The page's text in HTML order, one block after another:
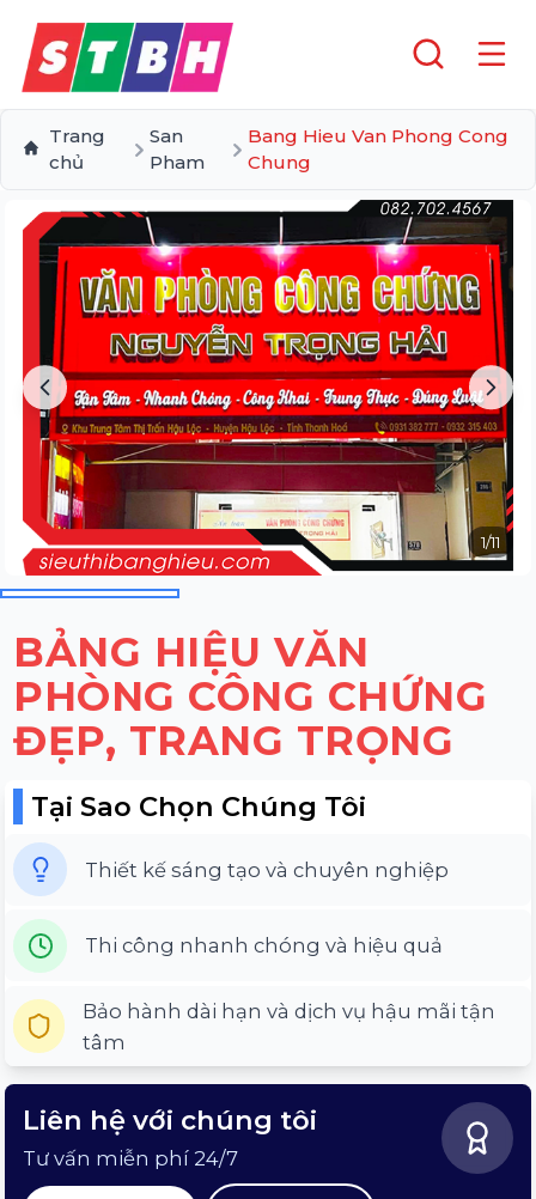
Trang
chủ
San
Pham
Bang Hieu Van Phong Cong
Chung
BẢNG HIỆU VĂN
PHÒNG CÔNG CHỨNG
ĐẸP, TRANG TRỌNG
Tại Sao Chọn Chúng Tôi
Thiết kế sáng tạo và chuyên nghiệp
Thi công nhanh chóng và hiệu quả
Bảo hành dài hạn và dịch vụ hậu mãi tận
tâm
Liên hệ với chúng tôi
Tư vấn miễn phí 24/7
1/11